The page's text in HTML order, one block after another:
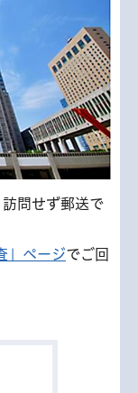
問せず郵送で
」ページでご回